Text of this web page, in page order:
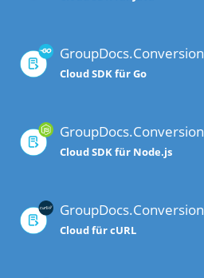
GroupDocs.Conversion
Cloud SDK für Go
GroupDocs.Conversion
Cloud SDK für Node.js
GroupDocs.Conversion
Cloud für cURL